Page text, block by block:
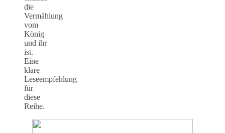
die
Vermählung
vom
König
und ihr
ist.
Eine
klare
Leseempfehlung
für
diese
Reihe.